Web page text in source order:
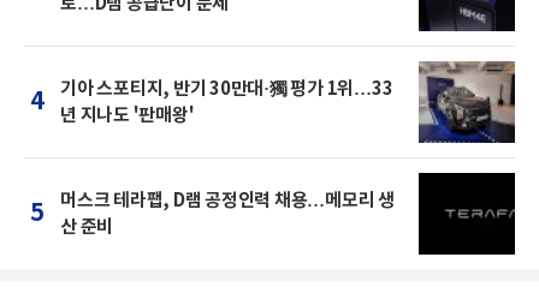
4
기아 스포티지, 반기 30만대·獨 평가 1위…33
년 지나도 '판매왕'
5
머스크 테라팹, D램 공정인력 채용…메모리 생
산 준비